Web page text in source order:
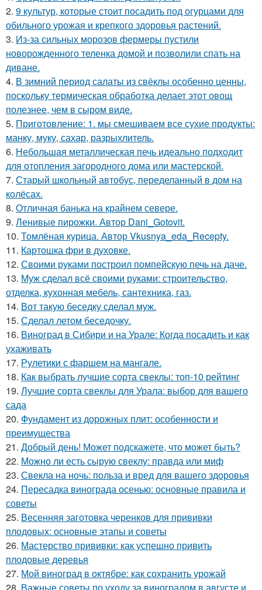
2. 9 культур, которые стоит посадить под огурцами для
обильного урожая и крепкого здоровья растений.
3. Из-за сильных морозов фермеры пустили
новорожденного теленка домой и позволили спать на
диване.
4. В зимний период салаты из свёклы особенно ценны,
поскольку термическая обработка делает этот овощ
полезнее, чем в сыром виде.
5. Приготовление: 1. мы смешиваем все сухие продукты:
манку, муку, сахар, разрыхлитель.
6. Небольшая металлическая печь идеально подходит
для отопления загородного дома или мастерской.
7. Старый школьный автобус, переделанный в дом на
колёсах.
8. Отличная банька на крайнем севере.
9. Ленивые пирожки. Автор Dani_Gotovit.
10. Томлёная курица. Автор Vkusnya_eda_Recepty.
11. Картошка фри в духовке.
12. Своими руками построил помпейскую печь на даче.
13. Муж сделал всё своими руками: строительство,
отделка, кухонная мебель, сантехника, газ.
14. Вот такую беседку сделал муж.
15. Сделал летом беседочку.
16. Виноград в Сибири и на Урале: Когда посадить и как
ухаживать
17. Рулетики с фаршем на мангале.
18. Как выбрать лучшие сорта свеклы: топ-10 рейтинг
19. Лучшие сорта свеклы для Урала: выбор для вашего
сада
20. Фундамент из дорожных плит: особенности и
преимущества
21. Добрый день! Может подскажете, что может быть?
22. Можно ли есть сырую свеклу: правда или миф
23. Свекла на ночь: польза и вред для вашего здоровья
24. Пересадка винограда осенью: основные правила и
советы
25. Весенняя заготовка черенков для прививки
плодовых: основные этапы и советы
26. Мастерство прививки: как успешно привить
плодовые деревья
27. Мой виноград в октябре: как сохранить урожай